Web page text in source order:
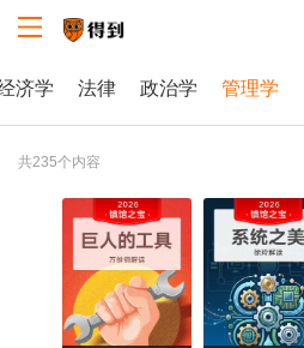
济学 法律 政治学 管理学
共235个内容